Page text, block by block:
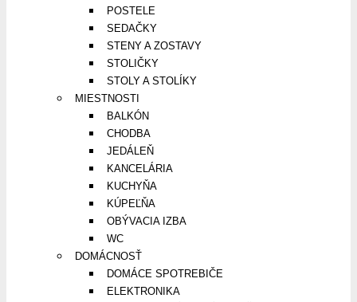
POSTELE
SEDAČKY
STENY A ZOSTAVY
STOLIČKY
STOLY A STOLÍKY
MIESTNOSTI
BALKÓN
CHODBA
JEDÁLEŇ
KANCELÁRIA
KUCHYŇA
KÚPEĽŇA
OBÝVACIA IZBA
WC
DOMÁCNOSŤ
DOMÁCE SPOTREBIČE
ELEKTRONIKA